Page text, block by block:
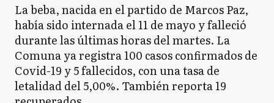
La beba, nacida en el partido de Marcos Paz,
había sido internada el 11 de mayo y falleció
durante las últimas horas del martes. La
Comuna ya registra 100 casos confirmados de
Covid-19 y 5 fallecidos, con una tasa de
letalidad del 5,00%. También reporta 19